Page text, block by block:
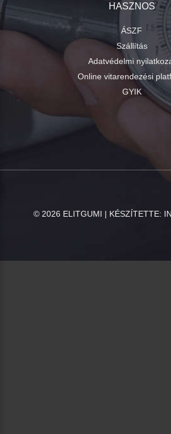
HASZNOS
ÁSZF
Szállítás
Adatvédelmi
Online vitarendezési
GYIK
© 2026 ELITGUMI | KÉSZÍTETTE: